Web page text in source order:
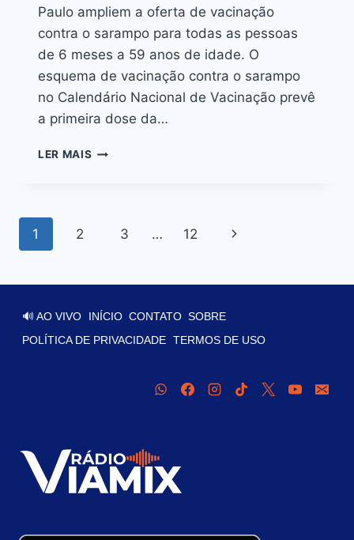
Paulo ampliem a oferta de vacinação
contra o sarampo para todas as pessoas
de 6 meses a 59 anos de idade. O
esquema de vacinação contra o sarampo
no Calendário Nacional de Vacinação prevê
a primeira dose da…
LER MAIS
1 2 3 … 12
🔊 AO VIVO INÍCIO CONTATO SOBRE
POLÍTICA DE PRIVACIDADE TERMOS DE USO